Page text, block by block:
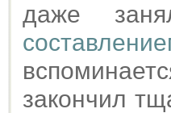
даже
закончил